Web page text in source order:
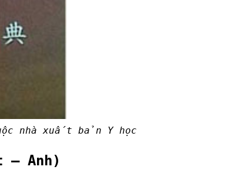
nhà xuất bản Y học
Anh)